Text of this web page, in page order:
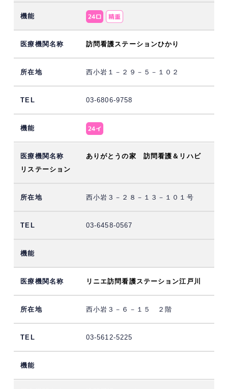
訪問看護ステーションひかり
西小岩１－２９－５－１０２
03-6806-9758
ありがとうの家 訪問看護＆リハビ
リステーション
西小岩３－２８－１３－１０１号
03-6458-0567
リニエ訪問看護ステーション江戸川
西小岩３－６－１５ ２階
03-5612-5225